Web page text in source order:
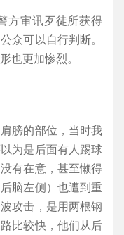
方审讯歹徒所获得
众可以自行判断。
也更加惨烈。
膀的部位，当时我
为是后面有人踢球
有在意，甚至懒得
脑左侧）也遭到重
攻击，是用两根钢
比较快，他们从后